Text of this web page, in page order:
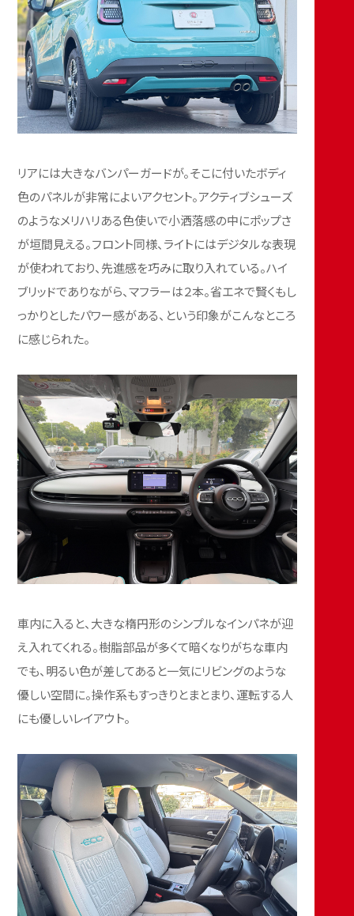
リアには大きなバンパーガードが。そこに付いたボディ
色のパネルが非常によいアクセント。アクティブシューズ
のようなメリハリある色使いで小洒落感の中にポップさ
が垣間見える。フロント同様、ライトにはデジタルな表現
が使われており、先進感を巧みに取り入れている。ハイ
ブリッドでありながら、マフラーは２本。省エネで賢くもし
っかりとしたパワー感がある、という印象がこんなところ
に感じられた。
車内に入ると、大きな楕円形のシンプルなインパネが迎
え入れてくれる。樹脂部品が多くて暗くなりがちな車内
でも、明るい色が差してあると一気にリビングのような
優しい空間に。操作系もすっきりとまとまり、運転する人
にも優しいレイアウト。